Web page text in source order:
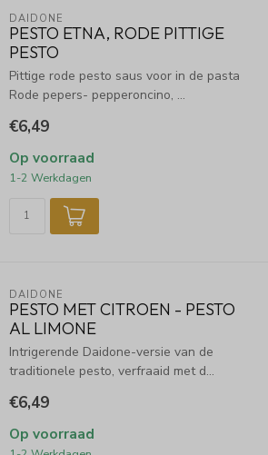
DAIDONE
PESTO ETNA, RODE PITTIGE
PESTO
Pittige rode pesto saus voor in de pasta
Rode pepers- pepperoncino, ...
€6,49
Op voorraad
1-2 Werkdagen
DAIDONE
PESTO MET CITROEN - PESTO
AL LIMONE
Intrigerende Daidone-versie van de
traditionele pesto, verfraaid met d...
€6,49
Op voorraad